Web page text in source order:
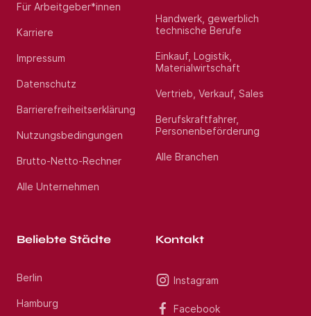
Für Arbeitgeber*innen
Karriere
Impressum
Datenschutz
Barrierefreiheitserklärung
Nutzungsbedingungen
Brutto-Netto-Rechner
Alle Unternehmen
Handwerk, gewerblich
technische Berufe
Einkauf, Logistik,
Materialwirtschaft
Vertrieb, Verkauf, Sales
Berufskraftfahrer,
Personenbeförderung
Alle Branchen
Beliebte Städte
Berlin
Hamburg
Kontakt
Instagram
Facebook